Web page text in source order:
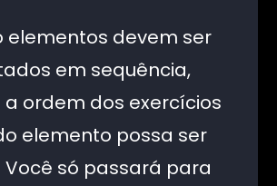
elementos devem ser
em sequência,
ordem dos exercícios
elemento possa ser
só passará para